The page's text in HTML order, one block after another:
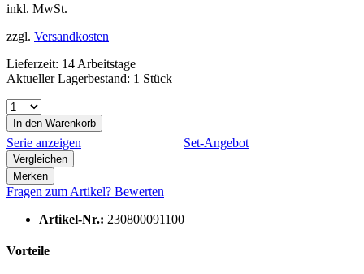
inkl. MwSt.
zzgl. Versandkosten
Lieferzeit: 14 Arbeitstage
Aktueller Lagerbestand: 1 Stück
In den Warenkorb
Serie anzeigen Set-Angebot
Vergleichen
Merken
Fragen zum Artikel? Bewerten
Artikel-Nr.: 230800091100
Vorteile